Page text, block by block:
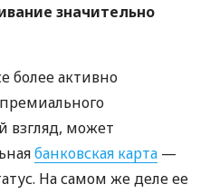
значительно
более активно
взгляд, может
банковская карта —
На самом же деле ее